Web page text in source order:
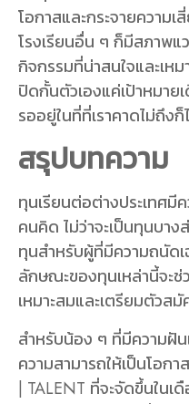
โอกาสและกระจายความ
โรงเรียนอื่น ๆ ก็มีสภาพ
กิจกรรมที่น่าสนใจและเหม
ปิดกั้นตัวเองแค่เป้าหมาย
รออยู่ในที่ที่เราคาดไม่ถึงก็
สรุปบทความ
ทุนเรียนต่อต่างประเทศมี
คนคิด ไม่ว่าจะเป็นทุนบา
ทุนสำหรับผู้ที่มีความถนัดเ
ลักษณะของทุนเหล่านี้จะ
เหมาะสมและเตรียมตัวส
สำหรับน้อง ๆ ที่มีความฝัน
ความสามารถให้เป็นโอก
| TALENT ที่จะจัดขึ้นใน